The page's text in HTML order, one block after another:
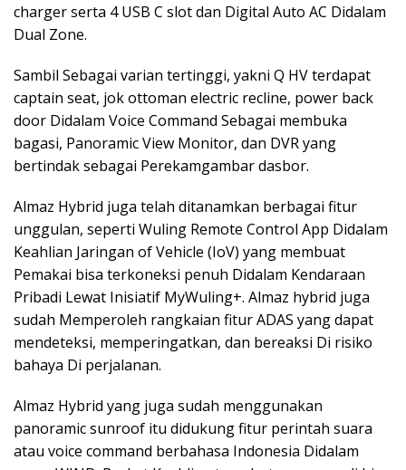
charger serta 4 USB C slot dan Digital Auto AC Didalam
Dual Zone.
Sambil Sebagai varian tertinggi, yakni Q HV terdapat
captain seat, jok ottoman electric recline, power back
door Didalam Voice Command Sebagai membuka
bagasi, Panoramic View Monitor, dan DVR yang
bertindak sebagai Perekamgambar dasbor.
Almaz Hybrid juga telah ditanamkan berbagai fitur
unggulan, seperti Wuling Remote Control App Didalam
Keahlian Jaringan of Vehicle (IoV) yang membuat
Pemakai bisa terkoneksi penuh Didalam Kendaraan
Pribadi Lewat Inisiatif MyWuling+. Almaz hybrid juga
sudah Memperoleh rangkaian fitur ADAS yang dapat
mendeteksi, memperingatkan, dan bereaksi Di risiko
bahaya Di perjalanan.
Almaz Hybrid yang juga sudah menggunakan
panoramic sunroof itu didukung fitur perintah suara
atau voice command berbahasa Indonesia Didalam